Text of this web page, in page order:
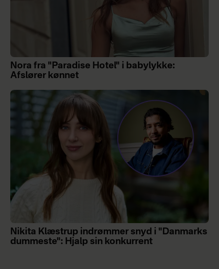
Nora fra "Paradise Hotel" i babylykke:
Afslører kønnet
Nikita Klæstrup indrømmer snyd i "Danmarks
dummeste": Hjalp sin konkurrent